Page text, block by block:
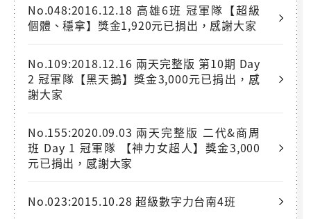
No.048:2016.12.18 高雄6班 冠軍隊【超級
個體、穩拿】獎金1,920元已捐出，感謝大家
No.109:2018.12.16 兩天完整版 第10期 Day
2 冠軍隊【黑天鵝】獎金3,000元已捐出，感
謝大家
No.155:2020.09.03 兩天完整版 二代&商周
班 Day 1 冠軍隊 【神力女超人】獎金3,000
元已捐出，感謝大家
No.023:2015.10.28 超級數字力台南4班